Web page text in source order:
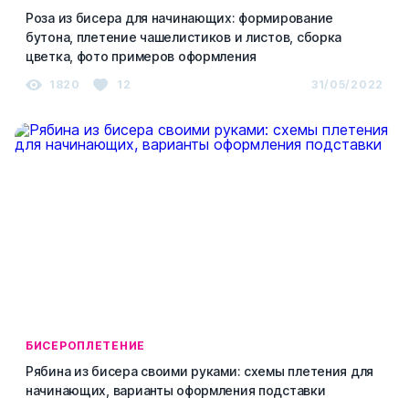
Роза из бисера для начинающих: формирование
бутона, плетение чашелистиков и листов, сборка
цветка, фото примеров оформления
1820 12 31/05/2022
БИСЕРОПЛЕТЕНИЕ
Рябина из бисера своими руками: схемы плетения для
начинающих, варианты оформления подставки